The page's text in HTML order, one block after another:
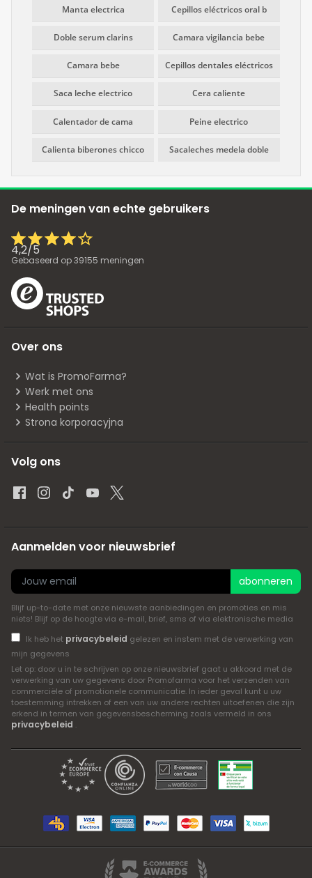
Manta electrica Cepillos eléctricos oral b
Doble serum clarins Camara vigilancia bebe
Camara bebe Cepillos dentales eléctricos
Saca leche electrico Cera caliente
Calentador de cama Peine electrico
Calienta biberones chicco Sacaleches medela doble
De meningen van echte gebruikers
4,2/5
Gebaseerd op39155 meningen
Over ons
Wat is PromoFarma?
Werk met ons
Health points
Strona korporacyjna
Volg ons
Aanmelden voor nieuwsbrief
abonneren
Blijf up-to-date met onze nieuwste aanbiedingen en promoties en mis
niets! Blijf op de hoogte via e-mail, brief, sms of via elektronische media
Ik heb het privacybeleid gelezen en instem met de verwerking van
mijn gegevens
Let op: door u in te schrijven op onze nieuwsbrief gaat u akkoord met de
verwerking van uw gegevens door Promofarma voor het verzenden van
commerciële of promotionele communicatie. In ieder geval kunt u uw
toestemming intrekken of een van uw andere rechten uitoefenen die zijn
erkend in termen van gegevensbescherming zoals vermeld in ons
privacybeleid .